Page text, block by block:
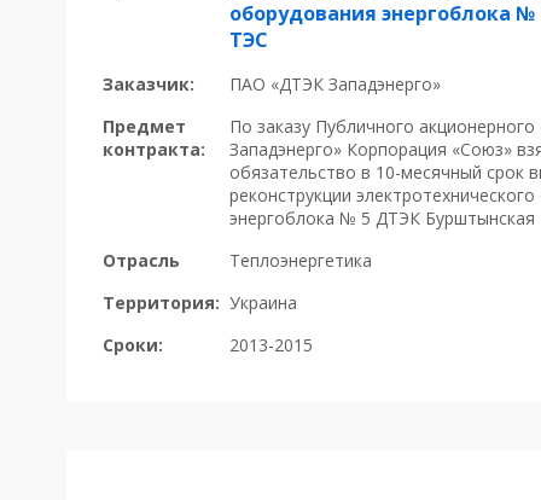
оборудования энергоблока
ТЭС
Заказчик:
ПАО «ДТЭК Западэнерго»
Предмет
контракта:
По заказу Публичного
Западэнерго» Корпорация «Союз»
обязательство в 10-месячный срок
реконструкции
энергоблока № 5 ДТЭК Бурштынская
Отрасль
Теплоэнергетика
Территория: Украина
Сроки:
2013-2015